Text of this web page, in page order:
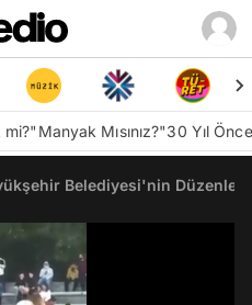
mi?"Manyak Mısınız?"30 Yıl
Belediyesi'nin